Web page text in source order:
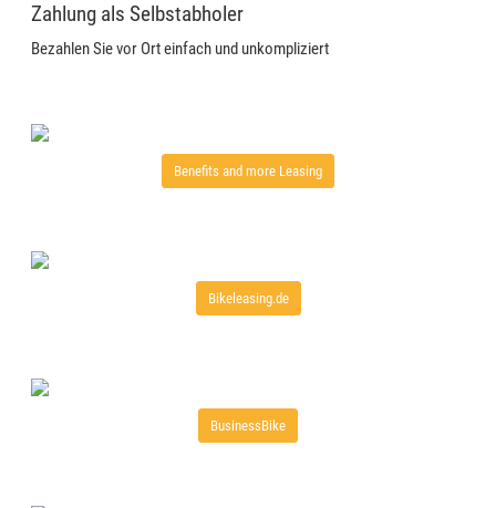
Zahlung als Selbstabholer
Bezahlen Sie vor Ort einfach und unkompliziert
Benefits and more Leasing
Bikeleasing.de
BusinessBike